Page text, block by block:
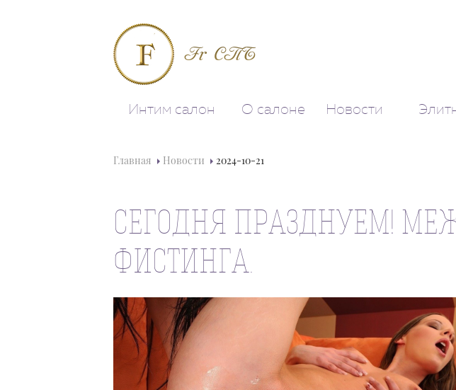
Fr СПБ
Интим салон О салоне Новости
Главная Новости 2024-10-21
СЕГОДНЯ ПРАЗДНУЕМ!
ФИСТИНГА.